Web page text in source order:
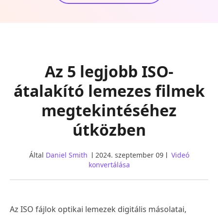
Az 5 legjobb ISO-
átalakító lemezes filmek
megtekintéséhez
útközben
Által Daniel Smith 2024. szeptember 09
Videó
konvertálása
Az ISO fájlok optikai lemezek digitális másolatai,